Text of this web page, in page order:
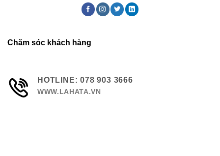
Chăm sóc khách hàng
HOTLINE: 078 903 3666
WWW.LAHATA.VN